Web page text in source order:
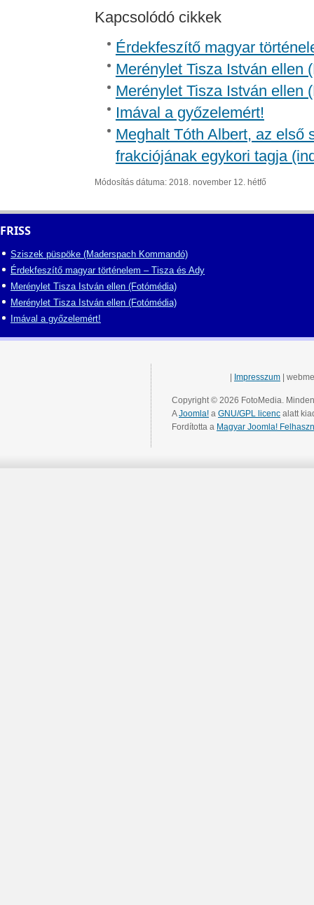
Kapcsolódó cikkek
Érdekfeszítő magyar
Merénylet Tisza István ellen
Merénylet Tisza István ellen
Imával a győzelemért!
Meghalt Tóth Albert, az első
frakciójának egykori tagja
Módosítás dátuma: 2018. november 12. hétfő
FRISS
Sziszek püspöke (Maderspach Kommandó)
Érdekfeszítő magyar történelem – Tisza és Ady
Merénylet Tisza István ellen (Fotómédia)
Merénylet Tisza István ellen (Fotómédia)
Imával a győzelemért!
Impresszum |
Copyright © 2026 FotoMedia.
AJoomla! a GNU/GPL licenc alatt
Fordította a Magyar Joomla!